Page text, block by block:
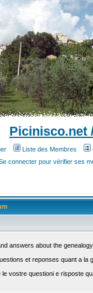
Picinisco.net
Liste des Membres
connecter pour vérifier ses
answers about the
et reponses quant a la
vostre questioni e risposte